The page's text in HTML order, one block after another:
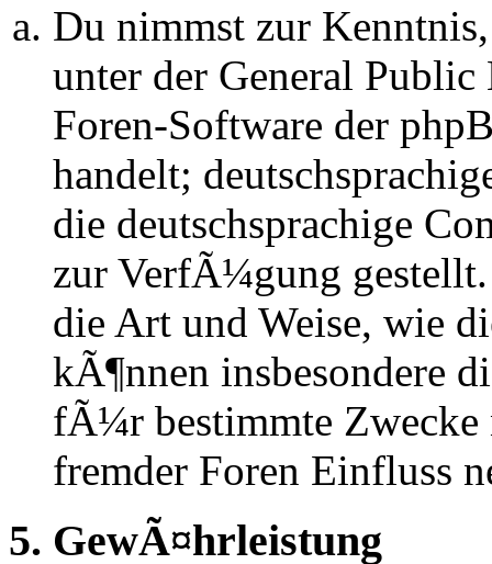
Du nimmst zur
unter der General
Foren-Software der
handelt;
die deutschsprachige
zur VerfÃ¼gung
die Art und Weise, wie
kÃ¶nnen insbesondere
fÃ¼r bestimmte Zwecke
fremder Foren Einfluss
5. GewÃ¤hrleistung